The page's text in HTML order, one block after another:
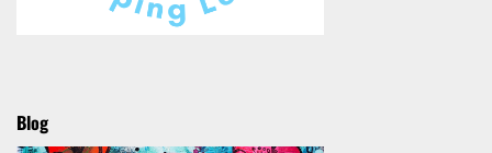
Blog